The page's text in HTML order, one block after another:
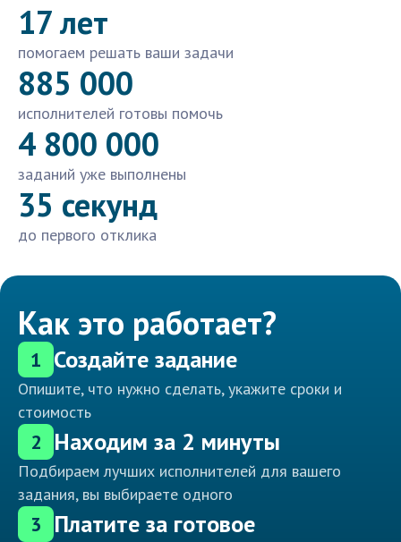
17 лет
помогаем решать ваши задачи
885 000
исполнителей готовы помочь
4 800 000
заданий уже выполнены
35 секунд
до первого отклика
Как это работает?
1 Создайте задание
Опишите, что нужно сделать, укажите сроки и
стоимость
2 Находим за 2 минуты
Подбираем лучших исполнителей для вашего
задания, вы выбираете одного
3 Платите за готовое